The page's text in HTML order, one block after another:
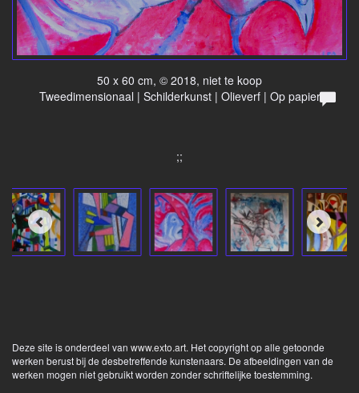
50 x 60 cm, © 2018, niet te koop
Tweedimensionaal | Schilderkunst | Olieverf | Op papier
;;
Deze site is onderdeel van www.exto.art. Het copyright op alle getoonde
werken berust bij de desbetreffende kunstenaars. De afbeeldingen van de
werken mogen niet gebruikt worden zonder schriftelijke toestemming.